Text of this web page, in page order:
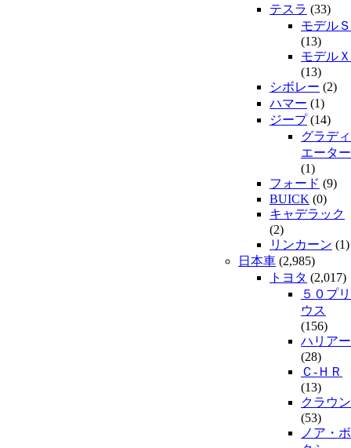
テスラ (33)
モデルＳ
(13)
モデルＸ
(13)
シボレー (2)
ハマー (1)
ジープ(14)
グラディ
エーター
(1)
フォード (9)
BUICK (0)
キャデラック
(2)
リンカーン (1)
日本車 (2,985)
トヨタ (2,017)
５０プリ
ウス
(156)
ハリアー
(28)
Ｃ-ＨＲ
(13)
クラウン
(53)
ノア・ボ